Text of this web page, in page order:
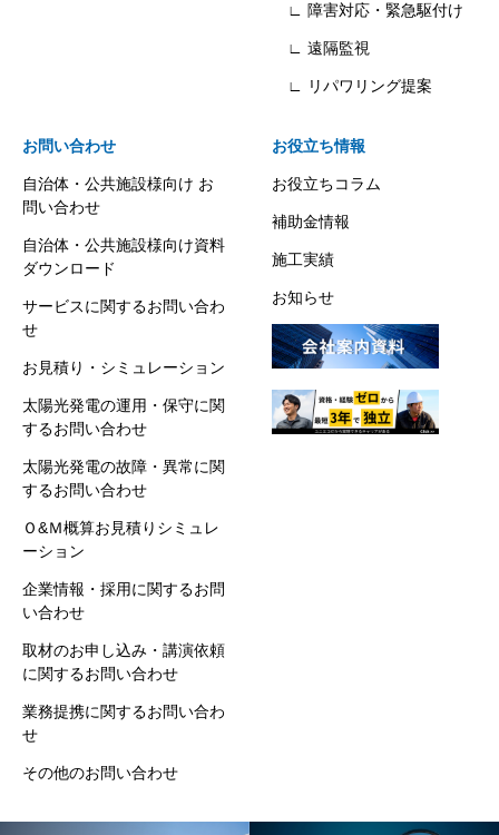
∟ 障害対応・緊急駆付け
∟ 遠隔監視
∟ リパワリング提案
お問い合わせ
自治体・公共施設様向け お
問い合わせ
自治体・公共施設様向け資料
ダウンロード
サービスに関するお問い合わ
せ
お見積り・シミュレーション
太陽光発電の運用・保守に関
するお問い合わせ
太陽光発電の故障・異常に関
するお問い合わせ
Ｏ&Ｍ概算お見積りシミュレ
ーション
企業情報・採用に関するお問
い合わせ
取材のお申し込み・講演依頼
に関するお問い合わせ
業務提携に関するお問い合わ
せ
その他のお問い合わせ
お役立ち情報
お役立ちコラム
補助金情報
施工実績
お知らせ